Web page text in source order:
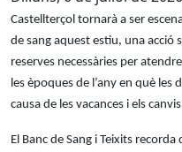
Castellterçol tornarà a ser
de sang aquest estiu, una
reserves necessàries per
les èpoques de l’any en què
causa de les vacances i els
El Banc de Sang i Teixits